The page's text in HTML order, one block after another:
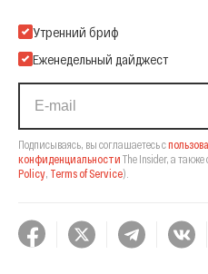
Подпишитесь на нашу Email-
Утренний бриф
Еженедельный дайджест
Подписываясь, вы соглашаетесь с
конфиденциальности The Insider, а также
Policy, Terms of Service).